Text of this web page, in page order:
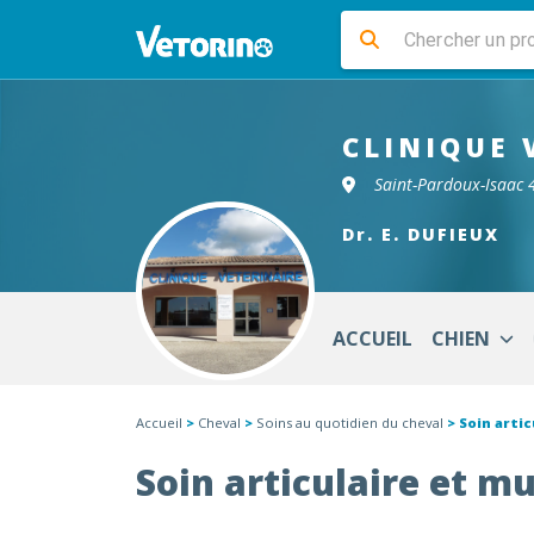
CLINIQUE
Saint-Pardoux-Isaac
Dr. E. DUFIEUX
ACCUEIL CHIEN
Accueil > Cheval > Soins au quotidien du cheval > Soin
Soin articulaire et